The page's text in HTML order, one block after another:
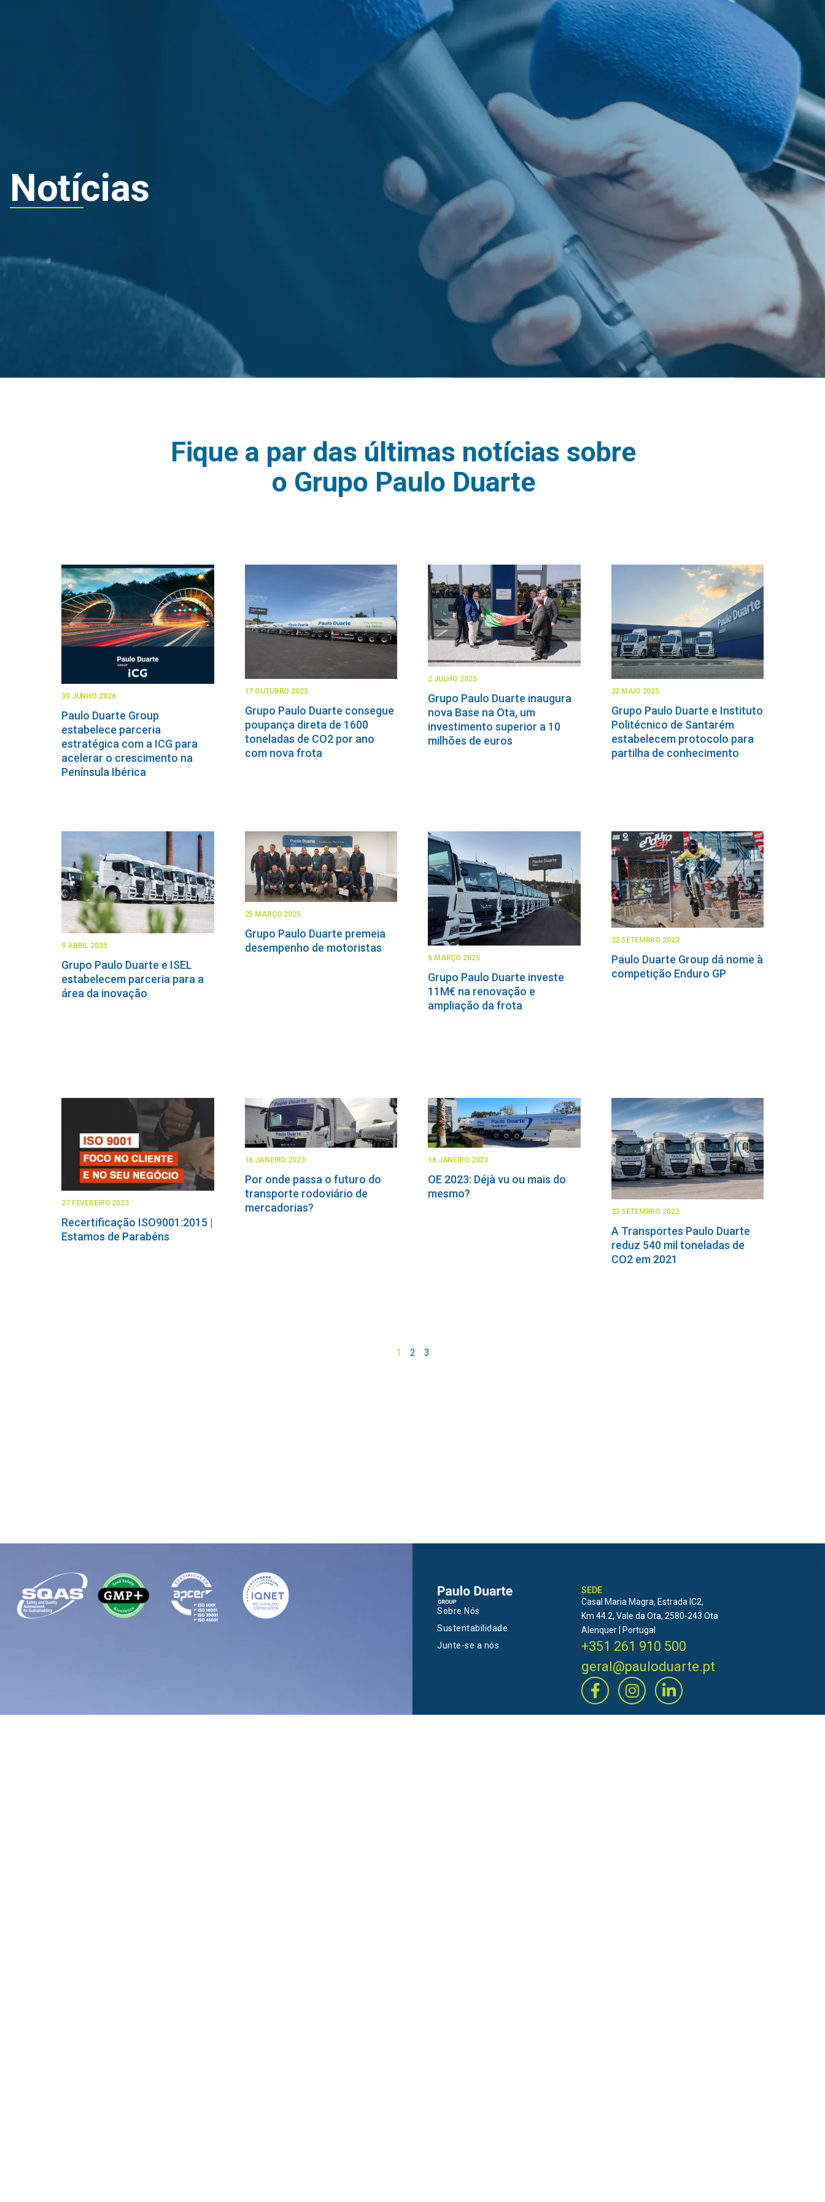
Notícias Junte-se a nós Contactos PT EN ES
Notícias
Fique a par das últimas notícias sobre
o Grupo Paulo Duarte
30 JUNHO 2026
Paulo Duarte Group
estabelece parceria
estratégica com a ICG para
acelerar o crescimento na
Península Ibérica
17 OUTUBRO 2025
Grupo Paulo Duarte consegue
poupança direta de 1600
toneladas de CO2 por ano
com nova frota
2 JULHO 2025
Grupo Paulo Duarte inaugura
nova Base na Ota, um
investimento superior a 10
milhões de euros
22 MAIO 2025
Grupo Paulo Duarte e Instituto
Politécnico de Santarém
estabelecem protocolo para
partilha de conhecimento
9 ABRIL 2025
Grupo Paulo Duarte e ISEL
estabelecem parceria para a
área da inovação
25 MARÇO 2025
Grupo Paulo Duarte premeia
desempenho de motoristas
6 MARÇO 2025
Grupo Paulo Duarte investe
11M€ na renovação e
ampliação da frota
22 SETEMBRO 2023
Paulo Duarte Group dá nome à
competição Enduro GP
27 FEVEREIRO 2023
Recertificação ISO9001:2015 |
Estamos de Parabéns
16 JANEIRO 2023
Por onde passa o futuro do
transporte rodoviário de
mercadorias?
16 JANEIRO 2023
OE 2023: Déjà vu ou mais do
mesmo?
23 SETEMBRO 2022
A Transportes Paulo Duarte
reduz 540 mil toneladas de
CO2 em 2021
1 2 3
Sobre Nós
Sustentabilidade
Junte-se a nós
SEDE
Casal Maria Magra, Estrada IC2,
Km 44.2, Vale da Ota, 2580-243 Ota
Alenquer | Portugal
+351 261 910 500
geral@pauloduarte.pt